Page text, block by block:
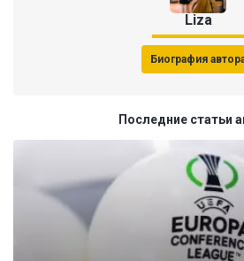
Liza
Биография
Последние статьи